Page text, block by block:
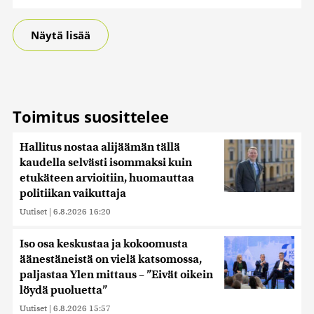
Näytä lisää
Toimitus suosittelee
Hallitus nostaa alijäämän tällä
kaudella selvästi isommaksi kuin
etukäteen arvioitiin, huomauttaa
politiikan vaikuttaja
Uutiset | 6.8.2026 16:20
Iso osa keskustaa ja kokoomusta
äänestäneistä on vielä katsomossa,
paljastaa Ylen mittaus – ”Eivät oikein
löydä puoluetta”
Uutiset | 6.8.2026 15:57